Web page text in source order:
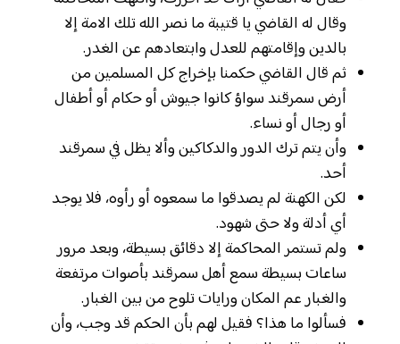
وقال له القاضي يا قتيبة ما نصر الله تلك الامة إلا
بالدين وإقامتهم للعدل وابتعادهم عن الغدر.
ثم قال القاضي حكمنا بإخراج كل المسلمين من
أرض سمرقند سواؤ كانوا جيوش أو حكام أو أطفال
أو رجال أو نساء.
وأن يتم ترك الدور والدكاكين وألا يظل في سمرقند
أحد.
لكن الكهنة لم يصدقوا ما سمعوه أو رأوه، فلا يوجد
أي أدلة ولا حتى شهود.
ولم تستمر المحاكمة إلا دقائق بسيطة، وبعد مرور
ساعات بسيطة سمع أهل سمرقند بأصوات مرتفعة
والغبار عم المكان ورايات تلوح من بين الغبار.
فسألوا ما هذا؟ فقيل لهم بأن الحكم قد وجب، وأن